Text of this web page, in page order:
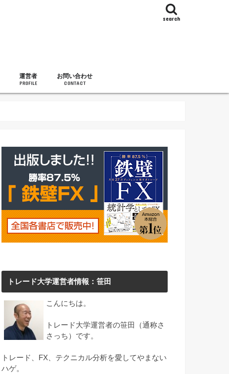
search
運営者
PROFILE
お問い合わせ
CONTACT
トレード大学運営者情報：笹田
こんにちは。
トレード大学運営者の笹田（通称さ
さっち）です。
トレード、FX、テクニカル分析を愛してやまない
ハゲ。